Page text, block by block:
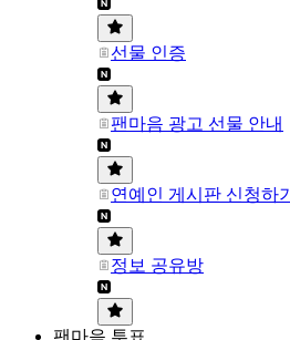
선물 인증
팬마음 광고 선물 안내
연예인 게시판 신청하기
정보 공유방
팬마음 투표